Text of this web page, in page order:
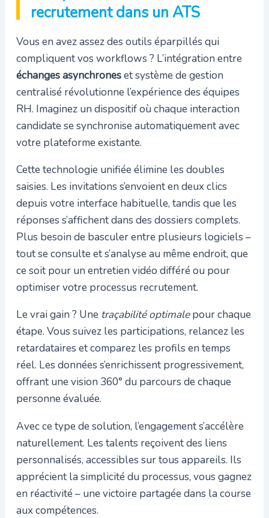
recrutement dans un ATS
Vous en avez assez des outils éparpillés qui
compliquent vos workflows ? L’intégration entre
échanges asynchroneset système de gestion
centralisé révolutionne l’expérience des équipes
RH. Imaginez un dispositif où chaque interaction
candidate se synchronise automatiquement avec
votre plateforme existante.
Cette technologie unifiée élimine les doubles
saisies. Les invitations s’envoient en deux clics
depuis votre interface habituelle, tandis que les
réponses s’affichent dans des dossiers complets.
Plus besoin de basculer entre plusieurs logiciels –
tout se consulte et s’analyse au même endroit, que
ce soit pour un entretien vidéo différé ou pour
optimiser votre processus recrutement.
Le vrai gain ? Une traçabilité optimalepour chaque
étape. Vous suivez les participations, relancez les
retardataires et comparez les profils en temps
réel. Les données s’enrichissent progressivement,
offrant une vision 360° du parcours de chaque
personne évaluée.
Avec ce type de solution, l’engagement s’accélère
naturellement. Les talents reçoivent des liens
personnalisés, accessibles sur tous appareils. Ils
apprécient la simplicité du processus, vous gagnez
en réactivité – une victoire partagée dans la course
aux compétences.